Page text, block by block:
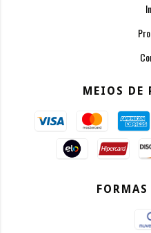
MEIOS DE